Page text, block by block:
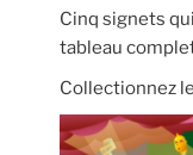
Cinq signets
tableau
Collectionnez